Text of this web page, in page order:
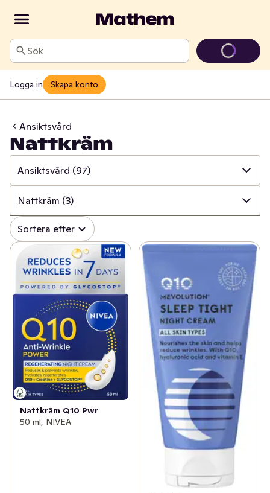
Sök
Logga in Skapa konto
Ansiktsvård
Nattkräm
Ansiktsvård (97)
✓ Alla (846)
✓ Mun och tänder
✓ Sår, bett och stick (17)
✓ Mage (15)
Sex och lust (5)
✓ Händer och fötter (63)
✓ Hudvård
✓ Hårvård (169)
✓ Intim och underliv
Nattkräm (3)
✓ Alla (97)
✓ Ansiktsrengöring (36)
✓ Rakning (12)
Dagkräm (20)
✓ Läppvård (6)
✓ Nattkräm (3)
✓ Ansiktsmask och peeling
✓ Brynfärg (2)
Sortera efter
Nattkräm Q10 Pwr
50 ml, NIVEA